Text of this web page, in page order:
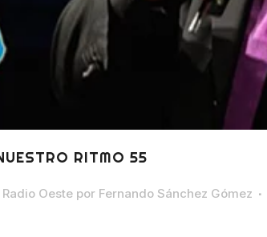
RITMO 55
Radio Oeste por Fernando Sánchez Gómez